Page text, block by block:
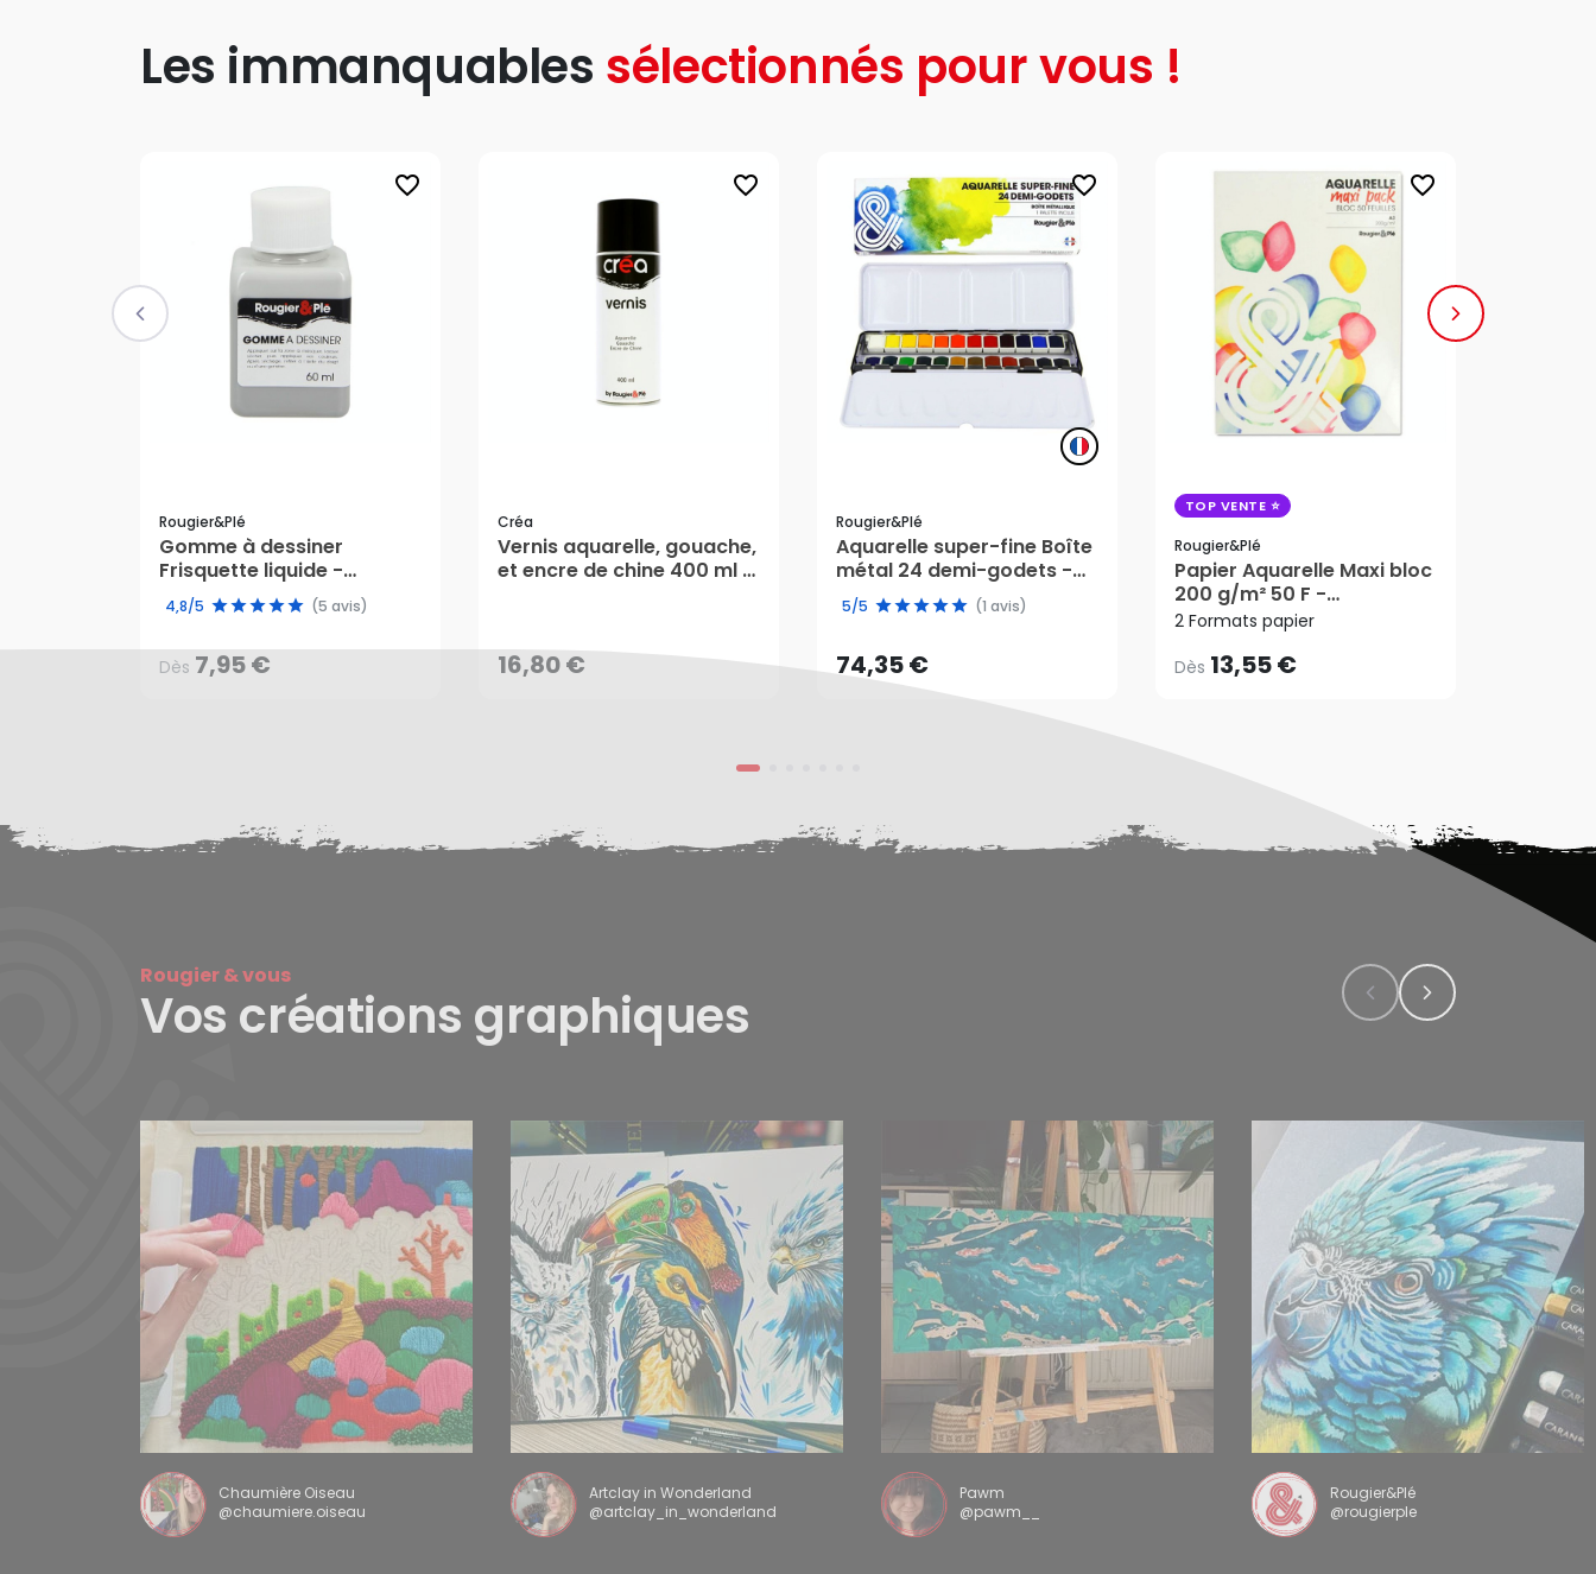
Les immanquables sélectionnés pour vous !
favorite_border
Rougier&plé
Gomme à dessiner
Frisquette liquide -
Rougier&Plé
4,8/5 (5 avis)
Dès 7,95 €
Dès7,95 €
favorite_border
Créa
Vernis aquarelle, gouache,
et encre de chine 400 ml -
16,80 €AJOUTER AU PANIER
favorite_border
Rougier&plé
Aquarelle super-fine Boîte
métal 24 demi-godets -
Rougier&Plé
5/5 (1 avis)
74,35 €
74,35 €
AJOUTER AU PANIER
favorite_border
TOP VENTE
Rougier&plé
Papier Aquarelle Maxi bloc
200 g/m² 50 F -
Rougier&Plé
2 Formats papier
Dès 13,55 €
Dès13,55 €
Rougier & vous
Vos créations graphiques
Chaumière Oiseau
@chaumiere.oiseau
Artclay in Wonderland
@artclay_in_wonderland
Pawm
@pawm__
Rougier&Plé
@rougierple